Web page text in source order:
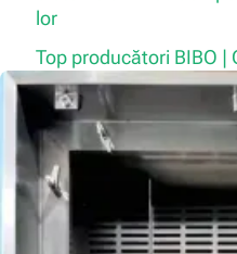
lor
Top producători BIBO |